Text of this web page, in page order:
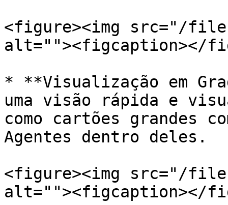
<figure><img src="/files/
alt=""><figcaption></
* **Visualização em
uma visão rápida e
como cartões grandes
Agentes dentro deles.
<figure><img src="/files/
alt=""><figcaption></